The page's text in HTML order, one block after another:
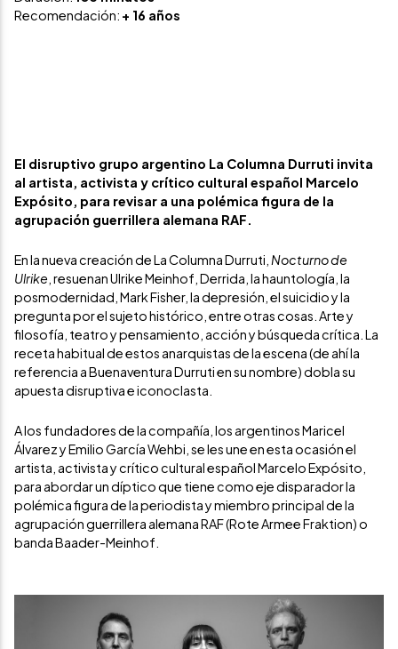
Recomendación: + 16 años
El disruptivo grupo argentino La Columna Durruti invita
al artista, activista y crítico cultural español Marcelo
Expósito, para revisar a una polémica figura de la
agrupación guerrillera alemana RAF.
En la nueva creación de La Columna Durruti, Nocturno de
Ulrike , resuenan Ulrike Meinhof, Derrida, la hauntología, la
posmodernidad, Mark Fisher, la depresión, el suicidio y la
pregunta por el sujeto histórico, entre otras cosas. Arte y
filosofía, teatro y pensamiento, acción y búsqueda crítica. La
receta habitual de estos anarquistas de la escena (de ahí la
referencia a Buenaventura Durruti en su nombre) dobla su
apuesta disruptiva e iconoclasta.
A los fundadores de la compañía, los argentinos Maricel
Álvarez y Emilio García Wehbi, se les une en esta ocasión el
artista, activista y crítico cultural español Marcelo Expósito,
para abordar un díptico que tiene como eje disparador la
polémica figura de la periodista y miembro principal de la
agrupación guerrillera alemana RAF (Rote Armee Fraktion) o
banda Baader-Meinhof.